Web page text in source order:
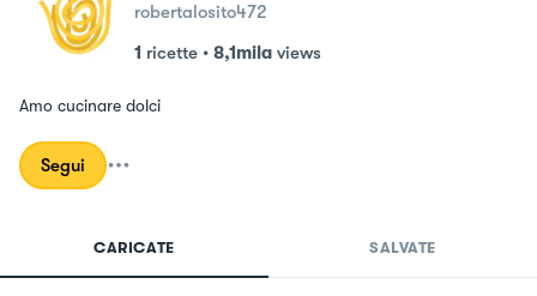
robertalosito472
1 ricette • 8,1mila views
Amo cucinare dolci
Segui
CARICATE SALVATE